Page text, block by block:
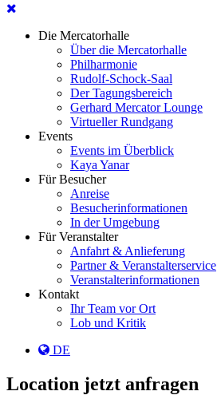
Die Mercatorhalle
Über die Mercatorhalle
Philharmonie
Rudolf-Schock-Saal
Der Tagungsbereich
Gerhard Mercator Lounge
Virtueller Rundgang
Events
Events im Überblick
Kaya Yanar
Für Besucher
Anreise
Besucherinformationen
In der Umgebung
Für Veranstalter
Anfahrt & Anlieferung
Partner & Veranstalterservice
Veranstalterinformationen
Kontakt
Ihr Team vor Ort
Lob und Kritik
DE
Location jetzt anfragen